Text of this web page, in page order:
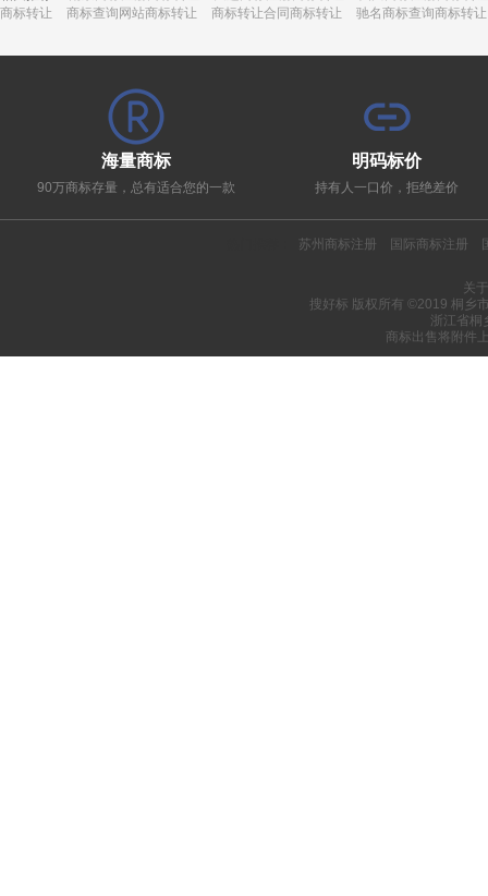
商标转让
商标查询网站商标转让 商标转让合同商标转让 驰名商标查询商标转让
海量商标
90万商标存量，总有适合您的一款
明码标价
持有人一口价，拒绝差价
苏州商标注册 国际商标注册
关
搜好标 版权所有 ©2019 桐乡
浙江省桐
商标出售将附件